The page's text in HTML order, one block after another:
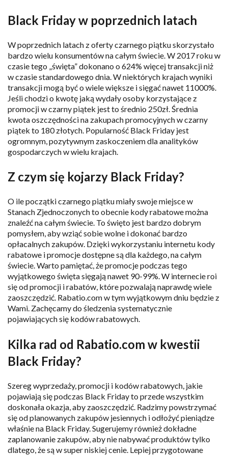
Black Friday w poprzednich latach
W poprzednich latach z oferty czarnego piątku skorzystało
bardzo wielu konsumentów na całym świecie. W 2017 roku w
czasie tego „święta” dokonano o 624% więcej transakcji niż
w czasie standardowego dnia. W niektórych krajach wyniki
transakcji mogą być o wiele większe i sięgać nawet 11000%.
Jeśli chodzi o kwotę jaką wydały osoby korzystające z
promocji w czarny piątek jest to średnio 250zł. Średnia
kwota oszczędności na zakupach promocyjnych w czarny
piątek to 180 złotych. Popularność Black Friday jest
ogromnym, pozytywnym zaskoczeniem dla analityków
gospodarczych w wielu krajach.
Z czym się kojarzy Black Friday?
O ile początki czarnego piątku miały swoje miejsce w
Stanach Zjednoczonych to obecnie kody rabatowe można
znaleźć na całym świecie. To święto jest bardzo dobrym
pomysłem, aby wziąć sobie wolne i dokonać bardzo
opłacalnych zakupów. Dzięki wykorzystaniu internetu kody
rabatowe i promocje dostępne są dla każdego, na całym
świecie.Warto pamiętać, że promocje podczas tego
wyjątkowego święta sięgają nawet 90-99%. W internecie roi
się od promocji i rabatów, które pozwalają naprawdę wiele
zaoszczędzić. Rabatio.com w tym wyjątkowym dniu będzie z
Wami. Zachęcamy do śledzenia systematycznie
pojawiających się kodów rabatowych.
Kilka rad od Rabatio.com w kwestii
Black Friday?
Szereg wyprzedaży, promocji i kodów rabatowych, jakie
pojawiają się podczas Black Friday to przede wszystkim
doskonała okazja, aby zaoszczędzić. Radzimy powstrzymać
się od planowanych zakupów jesiennych i odłożyć pieniądze
właśnie na Black Friday. Sugerujemy również dokładne
zaplanowanie zakupów, aby nie nabywać produktów tylko
dlatego, że są w super niskiej cenie. Lepiej przygotowane